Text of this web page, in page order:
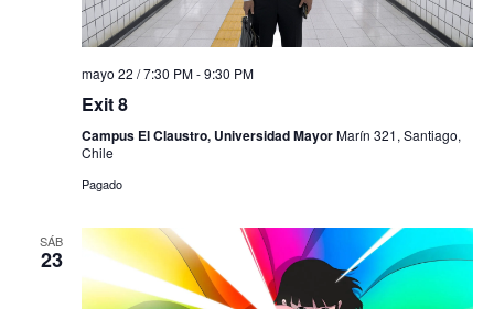
mayo 22 / 7:30 PM-9:30 PM
Exit 8
Campus El Claustro, Universidad MayorMarín 321, Santiago,
Chile
Pagado
SÁB
23